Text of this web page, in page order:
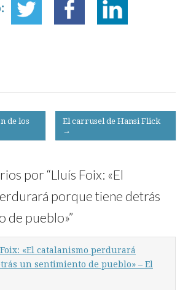
de los
El carrusel de Hansi Flick
→
por “Lluís Foix: «El
porque tiene detrás
de pueblo»”
«El catalanismo perdurará
un sentimiento de pueblo» – El